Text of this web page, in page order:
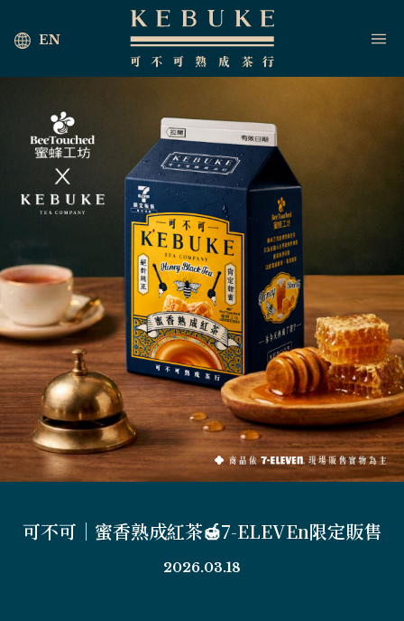
EN
可不可｜蜜香熟成紅茶🍯7-ELEVEn限定販售
2026.03.18